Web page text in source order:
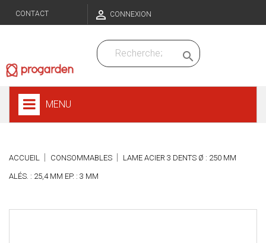
CONTACT  CONNEXION

MENU
ACCUEIL CONSOMMABLES LAME ACIER 3 DENTS Ø : 250 MM
ALÉS. : 25,4 MM EP. : 3 MM